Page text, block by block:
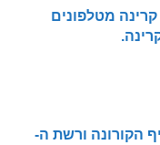
ורשת ה-